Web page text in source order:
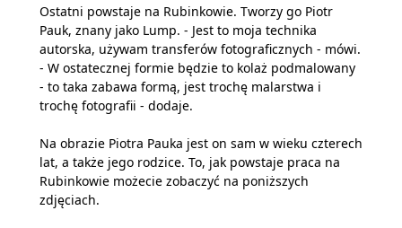
Ostatni powstaje na Rubinkowie. Tworzy go Piotr
Pauk, znany jako Lump. - Jest to moja technika
autorska, używam transferów fotograficznych - mówi.
- W ostatecznej formie będzie to kolaż podmalowany
- to taka zabawa formą, jest trochę malarstwa i
trochę fotografii - dodaje.
Na obrazie Piotra Pauka jest on sam w wieku czterech
lat, a także jego rodzice. To, jak powstaje praca na
Rubinkowie możecie zobaczyć na poniższych
zdjęciach.